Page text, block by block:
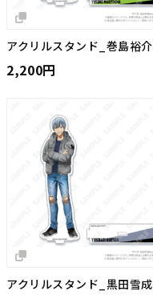
アクリルスタンド_巻島裕介
2,200円
アクリルスタンド_黒田雪成